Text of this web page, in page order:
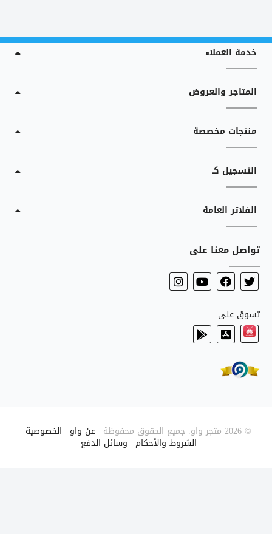
خدمة العملاء
المتاجر والعروض
منتجات مخصصة
التسجيل كـ
الفلاتر العامة
تواصل معنا على
تسوق على
© 2026 متجر واو. جميع الحقوق محفوظة عن واو الخصوصية
الشروط والأحكام وسائل الدفع